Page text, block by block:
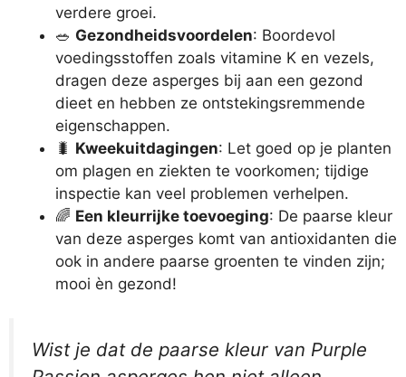
verdere groei.
🥗 Gezondheidsvoordelen: Boordevol
voedingsstoffen zoals vitamine K en vezels,
dragen deze asperges bij aan een gezond
dieet en hebben ze ontstekingsremmende
eigenschappen.
🐛 Kweekuitdagingen: Let goed op je planten
om plagen en ziekten te voorkomen; tijdige
inspectie kan veel problemen verhelpen.
🌈 Een kleurrijke toevoeging: De paarse kleur
van deze asperges komt van antioxidanten die
ook in andere paarse groenten te vinden zijn;
mooi èn gezond!
Wist je dat de paarse kleur van Purple